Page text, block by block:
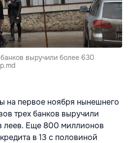
выручили более 630
на первое ноября нынешнего
трех банков выручили
леев. Еще 800 миллионов
в 13 с половиной